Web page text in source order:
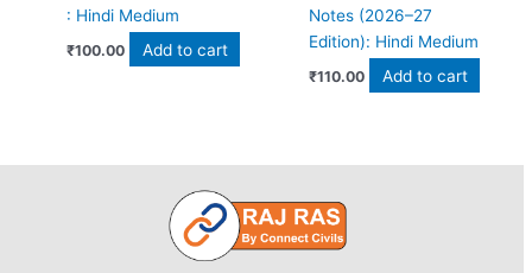
: Hindi Medium
₹100.00 Add to cart
Notes (2026–27
Edition): Hindi Medium
₹110.00 Add to cart